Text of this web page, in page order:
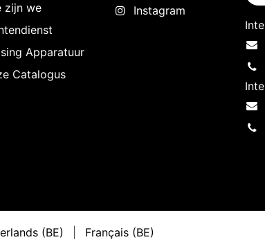
zijn we
Apparatuur
Catalogus
Instagram
(BE) Français (BE)